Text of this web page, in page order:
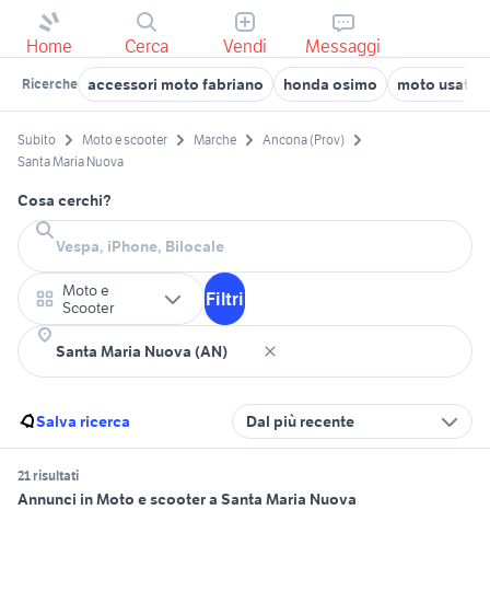
Home Cerca Vendi Messaggi
Ricerche accessori moto fabriano honda osimo moto usate
Subito Moto e scooter Marche
Ancona (Prov)
Santa Maria Nuova
Cosa cerchi?
Moto e
Scooter
Filtri
Salva ricerca Dal più recente
21 risultati
Annunci in Moto e scooter a Santa Maria Nuova